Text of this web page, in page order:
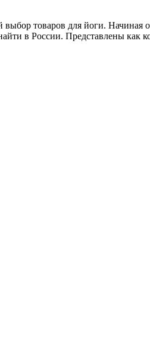
товаров для йоги. Начиная
в России. Представлены